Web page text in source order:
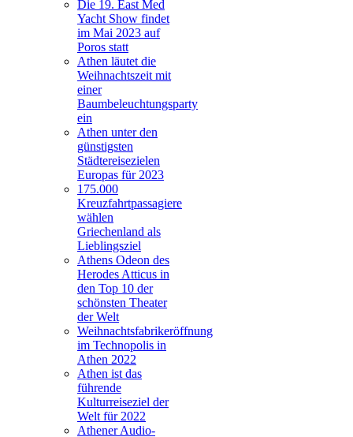
Die 19. East Med
Yacht Show findet
im Mai 2023 auf
Poros statt
Athen läutet die
Weihnachtszeit mit
einer
Baumbeleuchtungsparty
ein
Athen unter den
günstigsten
Städtereisezielen
Europas für 2023
175.000
Kreuzfahrtpassagiere
wählen
Griechenland als
Lieblingsziel
Athens Odeon des
Herodes Atticus in
den Top 10 der
schönsten Theater
der Welt
Weihnachtsfabrikeröffnung
im Technopolis in
Athen 2022
Athen ist das
führende
Kulturreiseziel der
Welt für 2022
Athener Audio-